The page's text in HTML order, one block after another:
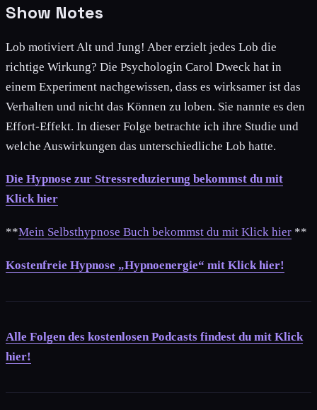
Show Notes
Lob motiviert Alt und Jung! Aber erzielt jedes Lob die
richtige Wirkung? Die Psychologin Carol Dweck hat in
einem Experiment nachgewissen, dass es wirksamer ist das
Verhalten und nicht das Können zu loben. Sie nannte es den
Effort-Effekt. In dieser Folge betrachte ich ihre Studie und
welche Auswirkungen das unterschiedliche Lob hatte.
Die Hypnose zur Stressreduzierung bekommst du mit
Klick hier
**Mein Selbsthypnose Buch bekommst du mit Klick hier **
Kostenfreie Hypnose „Hypnoenergie“ mit Klick hier!
Alle Folgen des kostenlosen Podcasts findest du mit Klick
hier!